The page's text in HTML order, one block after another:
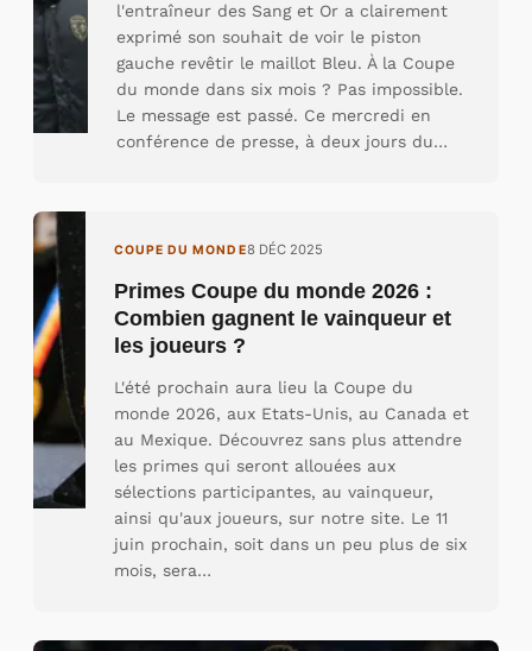
l'entraîneur des Sang et Or a clairement
exprimé son souhait de voir le piston
gauche revêtir le maillot Bleu. À la Coupe
du monde dans six mois ? Pas impossible.
Le message est passé. Ce mercredi en
conférence de presse, à deux jours du…
COUPE DU MONDE8 DÉC 2025
Primes Coupe du monde 2026 :
Combien gagnent le vainqueur et
les joueurs ?
L'été prochain aura lieu la Coupe du
monde 2026, aux Etats-Unis, au Canada et
au Mexique. Découvrez sans plus attendre
les primes qui seront allouées aux
sélections participantes, au vainqueur,
ainsi qu'aux joueurs, sur notre site. Le 11
juin prochain, soit dans un peu plus de six
mois, sera…